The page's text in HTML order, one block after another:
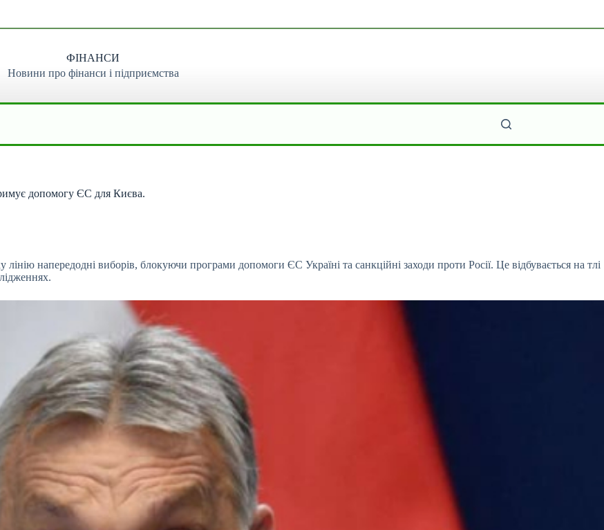
ФІНАНСИ
Новини про фінанси і підприємства
допомогу ЄС для Києва.
напередодні виборів, блокуючи програми допомоги ЄС Україні та санкційні заходи проти Росії. Це відбувається на тлі